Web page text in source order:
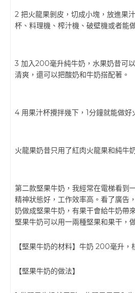
2 把火龍果剝皮，切成小塊，放進果
杯、料理機、榨汁機、破壁機或者能
3 加入200毫升純牛奶，水果奶昔可
清爽，還可以把酸奶和牛奶搭配著。
4 用果汁杯攪拌幾下，1分鐘就能做好
火龍果奶昔只用了紅肉火龍果和純牛
第二款堅果牛奶，我經常在電梯看到
精神狀態好，工作效率高。看了廣告
奶做成堅果牛奶，有果干會給牛奶帶
堅果牛奶可以用一兩種堅果和果干，
【堅果牛奶的材料】牛奶 200毫升
【堅果牛奶的做法】